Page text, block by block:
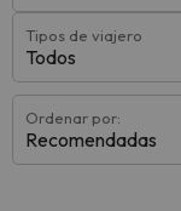
Tipos de viajero
Todos
Ordenar por:
Recomendadas